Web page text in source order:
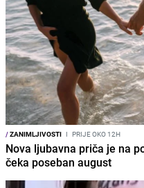
/ZANIMLJIVOSTI I PRIJE OKO 12H
Nova ljubavna priča je na
čeka poseban august